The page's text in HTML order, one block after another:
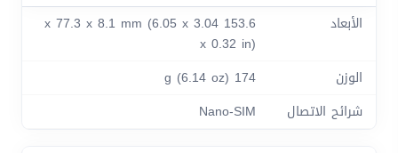
الأبعاد
153.6 x 77.3 x 8.1 mm (6.05 x 3.04
x 0.32 in)
الوزن
174 g (6.14 oz)
شرائح الاتصال
Nano-SIM